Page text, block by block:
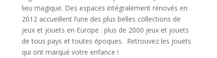
lieu magique. Des espaces intégralement rénovés en
2012 accueillent l’une des plus belles collections de
jeux et jouets en Europe : plus de 2000 jeux et jouets
de tous pays et toutes époques. Retrouvez les jouets
qui ont marqué votre enfance !